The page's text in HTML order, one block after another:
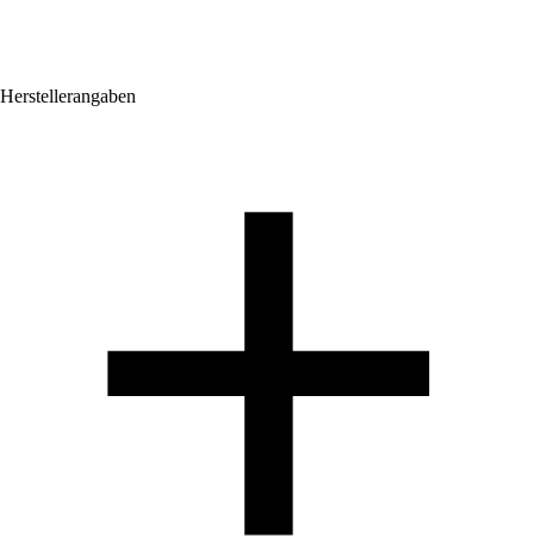
Herstellerangaben